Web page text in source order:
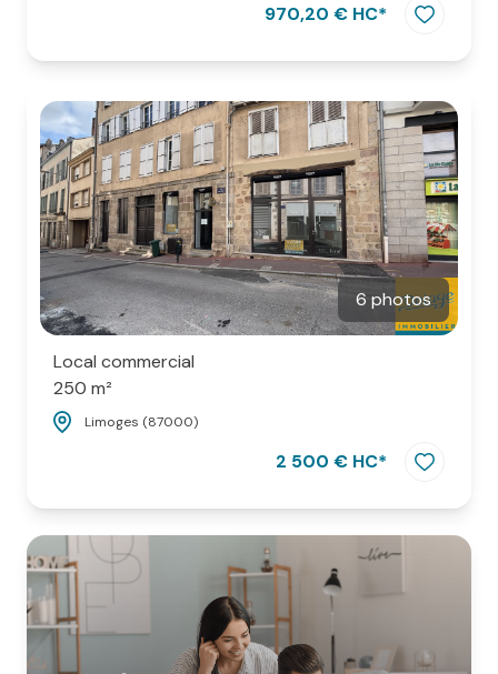
970,20 € HC*
6 photos
Local commercial
250 m²
Limoges (87000)
2 500 € HC*